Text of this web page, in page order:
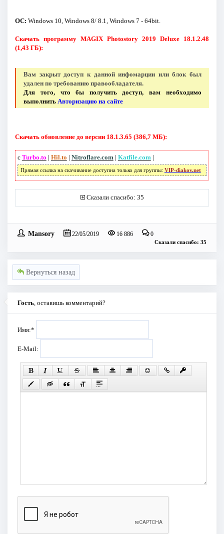
ОС: Windows 10, Windows 8/ 8.1, Windows 7 - 64bit.
Скачать программу MAGIX Photostory 2019 Deluxe 18.1.2.48
(1,43 ГБ):
Вам закрыт доступ к данной инфомарции или блок был
удален по требованию правообладателя.
Для того, что бы получить доступ, вам необходимо
выполнить Авторизацию на сайте
Скачать обновление до версии 18.1.3.65 (386,7 МБ):
с Turbo.to | Hil.to | Nitroflare.com | Katfile.com |
Прямая ссылка на скачивание доступна только для группы: VIP-diakov.net
Сказали спасибо: 35
Mansory 22/05/2019 16 886 0
Сказали спасибо: 35
Вернуться назад
Гость , оставишь комментарий?
Имя:*
E-Mail: